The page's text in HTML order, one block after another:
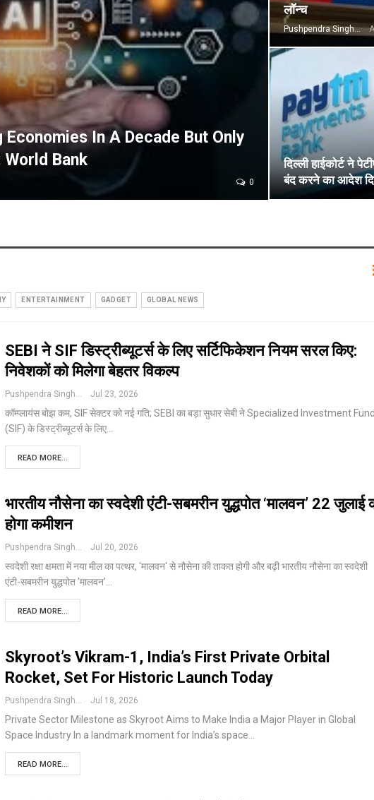
In A Decade But Only
Bank
0
लॉन्च
Pushpendra Singh
दिल्ली हाईकोर्ट ने
बंद करने का आदेश
ENTERTAINMENT GADGET GLOBAL NEWS
SEBI ने SIF डिस्ट्रीब्यूटर्स के लिए सर्टिफिकेशन नियम सरल किए:
निवेशकों को मिलेगा बेहतर विकल्प
Pushpendra Singh Jul 23, 2026
कॉम्प्लायंस बोझ कम, SIF सेक्टर को नई गति; SEBI का बड़ा सुधारसेबी ने Specialized Investment Fund
(SIF) के डिस्ट्रीब्यूटर्स के लिए
READ MORE...
भारतीय नौसेना का स्वदेशी एंटी-सबमरीन युद्धपोत ‘मालवन’ 22 जुलाई
होगा कमीशन
Pushpendra Singh Jul 20, 2026
स्वदेशी रक्षा क्षमता में नया मील का पत्थर, 'मालवन' से नौसेना की ताकत होगी और बढ़ीभारतीय नौसेना का स्वदेशी
एंटी-सबमरीन युद्धपोत 'मालवन'
READ MORE...
Skyroot’s Vikram-1, India’s First Private Orbital
Rocket, Set For Historic Launch Today
Pushpendra Singh Jul 18, 2026
Private Sector Milestone as Skyroot Aims to Make India a Major Player in Global
Space Industry In a landmark moment for India’s space
READ MORE...